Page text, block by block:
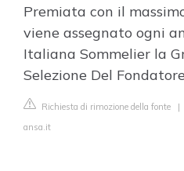
Premiata con il
viene assegnato ogni
Italiana Sommelier la
Selezione Del
Richiesta di rimozione della fonte |
ansa.it